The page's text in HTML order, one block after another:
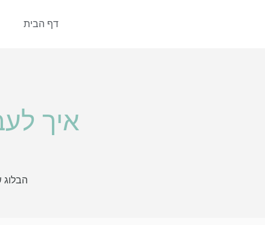
דף הבית
איך
הבלוג